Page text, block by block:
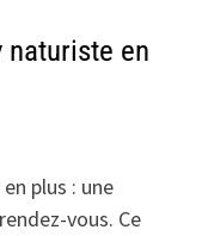
naturiste en
plus : une
vous. Ce